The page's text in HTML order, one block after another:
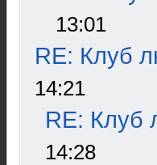
13:01
RE: Клуб
14:21
RE: Клуб
14:28